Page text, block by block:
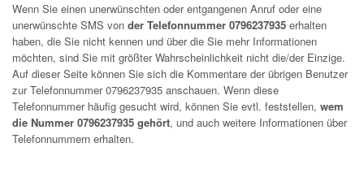
Wenn Sie einen unerwünschten oder entgangenen Anruf oder eine
unerwünschte SMS von der Telefonnummer 0796237935 erhalten
haben, die Sie nicht kennen und über die Sie mehr Informationen
möchten, sind Sie mit größter Wahrscheinlichkeit nicht die/der Einzige.
Auf dieser Seite können Sie sich die Kommentare der übrigen Benutzer
zur Telefonnummer0796237935 anschauen. Wenn diese
Telefonnummer häufig gesucht wird, können Sie evtl. feststellen, wem
die Nummer 0796237935 gehört, und auch weitere Informationen über
Telefonnummern erhalten.